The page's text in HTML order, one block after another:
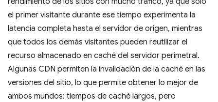
el primer visitante durante ese tiempo experimenta la
latencia completa hasta el servidor de origen, mientras
que todos los demás visitantes pueden reutilizar el
recurso almacenado en caché del servidor perimetral.
Algunas CDN permiten la invalidación de la caché en las
versiones del sitio, lo que permite obtener lo mejor de
ambos mundos: tiempos de caché largos, pero